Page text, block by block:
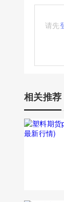
请先
相关推荐